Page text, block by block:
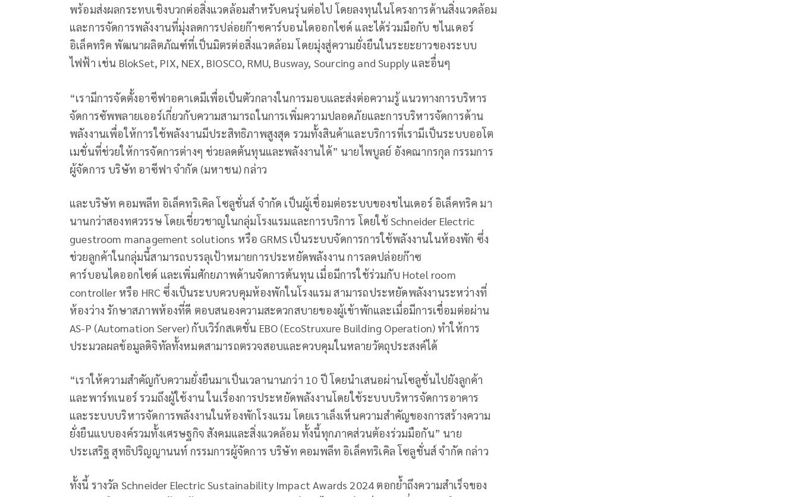
พร้อมส่งผลกระทบเชิงบวกต่อสิ่งแวดล้อมสําหรับคนรุ่นต่อไป โดยลงทุนในโครงการด้านสิ่งแวดล้อม
และการจัดการพลังงานที่มุ่งลดการปล่อยก๊าซคาร์บอนไดออกไซด์ และได้ร่วมมือกับ ชไนเดอร์
อิเล็คทริค พัฒนาผลิตภัณฑ์ที่เป็นมิตรต่อสิ่งแวดล้อม โดยมุ่งสู่ความยั่งยืนในระยะยาวของระบบ
ไฟฟ้า เช่น BlokSet, PIX, NEX, BIOSCO, RMU, Busway, Sourcing and Supply และอื่นๆ
“เรามีการจัดตั้งอาซีฟาอคาเดมีเพื่อเป็นตัวกลางในการมอบและส่งต่อความรู้ แนวทางการบริหาร
จัดการซัพพลายเออร์เกี่ยวกับความสามารถในการเพิ่มความปลอดภัยและการบริหารจัดการด้าน
พลังงานเพื่อให้การใช้พลังงานมีประสิทธิภาพสูงสุด รวมทั้งสินค้าและบริการที่เรามีเป็นระบบออโต
เมชั่นที่ช่วยให้การจัดการต่างๆ ช่วยลดต้นทุนและพลังงานได้” นายไพบูลย์ อังคณากรกุล กรรมการ
ผู้จัดการ บริษัท อาซีฟา จำกัด (มหาชน) กล่าว
และบริษัท คอมพลีท อิเล็คทริเคิล โซลูชั่นส์ จำกัด เป็นผู้เชื่อมต่อระบบของชไนเดอร์ อิเล็คทริค มา
นานกว่าสองทศวรรษ โดยเชี่ยวชาญในกลุ่มโรงแรมและการบริการ โดยใช้ Schneider Electric
guestroom management solutions หรือ GRMS เป็นระบบจัดการการใช้พลังงานในห้องพัก ซึ่ง
ช่วยลูกค้าในกลุ่มนี้สามารถบรรลุเป้าหมายการประหยัดพลังงาน การลดปล่อยก๊าซ
คาร์บอนไดออกไซด์ และเพิ่มศักยภาพด้านจัดการต้นทุน เมื่อมีการใช้ร่วมกับ Hotel room
controller หรือ HRC ซึ่งเป็นระบบควบคุมห้องพักในโรงแรม สามารถประหยัดพลังงานระหว่างที่
ห้องว่าง รักษาสภาพห้องที่ดี ตอบสนองความสะดวกสบายของผู้เข้าพักและเมื่อมีการเชื่อมต่อผ่าน
AS-P (Automation Server) กับเวิร์กสเตชั่น EBO (EcoStruxure Building Operation) ทำให้การ
ประมวลผลข้อมูลดิจิทัลทั้งหมดสามารถตรวจสอบและควบคุมในหลายวัตถุประสงค์ได้
“เราให้ความสำคัญกับความยั่งยืนมาเป็นเวลานานกว่า 10 ปี โดยนำเสนอผ่านโซลูชั่นไปยังลูกค้า
และพาร์ทเนอร์ รวมถึงผู้ใช้งาน ในเรื่องการประหยัดพลังงานโดยใช้ระบบบริหารจัดการอาคาร
และระบบบริหารจัดการพลังงานในห้องพักโรงแรม โดยเราเล็งเห็นความสำคัญของการสร้างความ
ยั่งยืนแบบองค์รวมทั้งเศรษฐกิจ สังคมและสิ่งแวดล้อม ทั้งนี้ทุกภาคส่วนต้องร่วมมือกัน” นาย
ประเสริฐ สุทธิปริญญานนท์ กรรมการผู้จัดการ บริษัท คอมพลีท อิเล็คทริเคิล โซลูชั่นส์ จำกัด กล่าว
ทั้งนี้ รางวัล Schneider Electric Sustainability Impact Awards 2024 ตอกย้ำถึงความสำเร็จของ